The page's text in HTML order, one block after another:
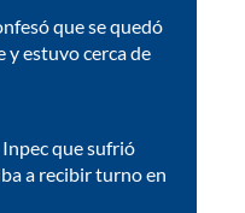
que se quedó
estuvo cerca de
que sufrió
a recibir turno en